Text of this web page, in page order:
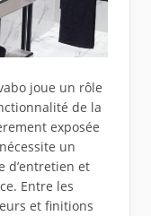
joue un rôle
de la
exposée
un
d’entretien et
Entre les
et finitions